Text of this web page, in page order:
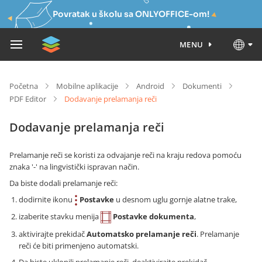
Povratak u školu sa ONLYOFFICE-om!
MENU
Početna Mobilne aplikacije Android
Dokumenti
PDF Editor
Dodavanje prelamanja reči
Dodavanje prelamanja reči
Prelamanje reči se koristi za odvajanje reči na kraju redova pomoću
znaka '-' na lingvistički ispravan način.
Da biste dodali prelamanje reči:
dodirnite ikonu
Postavke u desnom uglu gornje alatne trake,
izaberite stavku menija
Postavke dokumenta,
aktivirajte prekidačAutomatsko prelamanje reči. Prelamanje
reči će biti primenjeno automatski.